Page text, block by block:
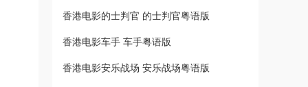
香港电影的士判官 的士判官粤语版
香港电影车手 车手粤语版
香港电影安乐战场 安乐战场粤语版